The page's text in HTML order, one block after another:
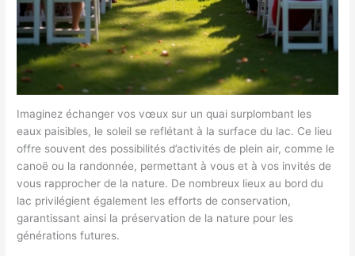
Imaginez échanger vos vœux sur un quai surplombant les
eaux paisibles, le soleil se reflétant à la surface du lac. Ce lieu
offre souvent des possibilités d’activités de plein air, comme le
canoë ou la randonnée, permettant à vous et à vos invités de
vous rapprocher de la nature. De nombreux lieux au bord du
lac privilégient également les efforts de conservation,
garantissant ainsi la préservation de la nature pour les
générations futures.